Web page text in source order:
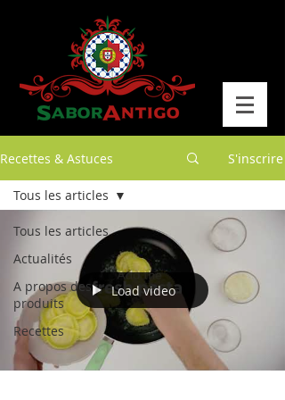
Recettes & Astuces S'inscrire
Tous les articles
Actualités
A propos des
produits
Recettes
Tous les articles
Load video